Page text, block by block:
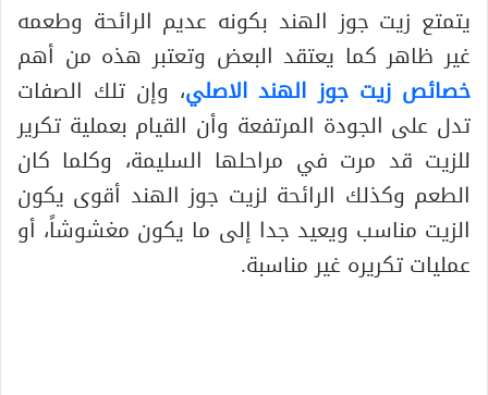
يتمتع زيت جوز الهند بكونه عديم الرائحة وطعمه
غير ظاهر كما يعتقد البعض وتعتبر هذه من أهم
خصائص زيت جوز الهند الاصلي، وإن تلك الصفات
تدل على الجودة المرتفعة وأن القيام بعملية تكرير
للزيت قد مرت في مراحلها السليمة، وكلما كان
الطعم وكذلك الرائحة لزيت جوز الهند أقوى يكون
الزيت مناسب ويعيد جدا إلى ما يكون مغشوشاً، أو
عمليات تكريره غير مناسبة.